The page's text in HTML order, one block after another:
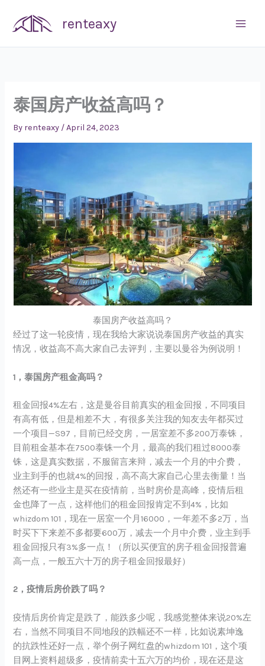
content
renteaxy
泰国房产收益高吗？
By renteaxy /April 24, 2023
泰国房产收益高吗？
经过了这一轮疫情，现在我给大家说说泰国房产收益的真实
情况，收益高不高大家自己去评判，主要以曼谷为例说明！
1，泰国房产租金高吗？
租金回报4%左右，这是曼谷目前真实的租金回报，不同项目
有高有低，但是相差不大，有很多关注我的知友去年都买过
一个项目—S97，目前已经交房，一居室差不多200万泰铢，
目前租金基本在7500泰铢一个月，最高的我们租过8000泰
铢，这是真实数据，不服留言来辩，减去一个月的中介费，
业主到手的也就4%的回报，高不高大家自己心里去衡量！当
然还有一些业主是买在疫情前，当时房价是高峰，疫情后租
金也降了一点，这样他们的租金回报肯定不到4%，比如
whizdom 101，现在一居室一个月16000，一年差不多2万，当
时买下下来差不多都要600万，减去一个月中介费，业主到手
租金回报只有3%多一点！（所以买便宜的房子租金回报普遍
高一点，一般五六十万的房子租金回报最好）
2，疫情后房价跌了吗？
疫情后房价肯定是跌了，能跌多少呢，我感觉整体来说20%左
右，当然不同项目不同地段的跌幅还不一样，比如说素坤逸
的抗跌性还好一点，举个例子网红盘的whizdom 101，这个项
目网上资料超级多，疫情前卖十五六万的均价，现在还是这